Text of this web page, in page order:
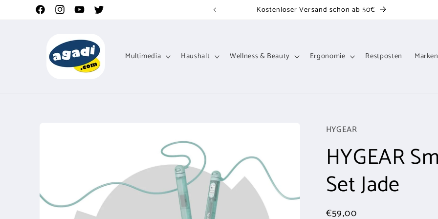
FacebookInstagramYouTubeTwitter Kostenloser Versand schon ab 50€
Multimedia Haushalt Wellness & Beauty Ergonomie Restposten Marken
HYGEAR
HYGEAR
Set Jade
Normaler
€59,00